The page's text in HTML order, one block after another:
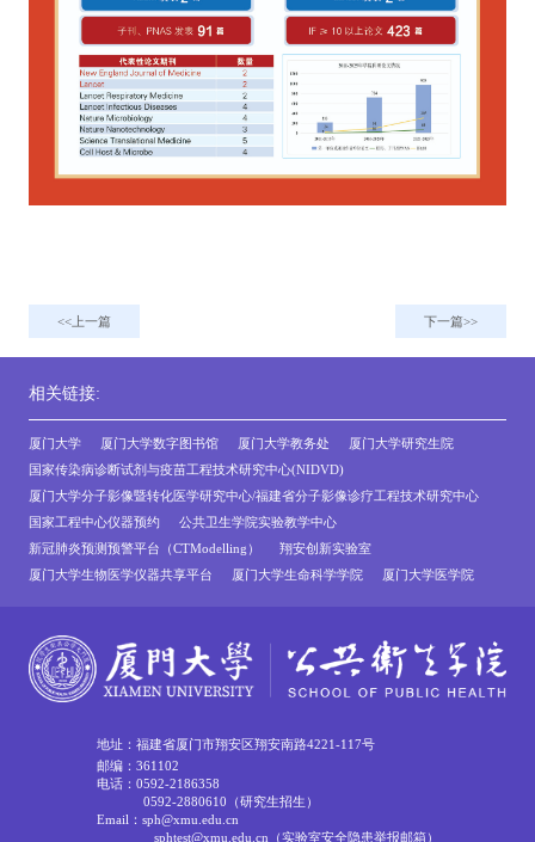
上一篇 下一篇
相关链接:
厦门大学 厦门大学数字图书馆 厦门大学教务处
厦门大学研究生院
国家传染病诊断试剂与疫苗工程技术研究中心(NIDVD)
厦门大学分子影像暨转化医学研究中心/福建省分子影像诊疗工程技术研究中心
国家工程中心仪器预约
公共卫生学院实验教学中心
新冠肺炎预测预警平台（CTModelling）
翔安创新实验室
厦门大学生物医学仪器共享平台
厦门大学生命科学学院 厦门大学医学院
地址：福建省厦门市翔安区翔安南路4221-117号
邮编：361102
电话：0592-2186358
0592-2880610（研究生招生）
Email：sph@xmu.edu.cn
sphtest@xmu.edu.cn（实验室安全隐患举报邮箱）